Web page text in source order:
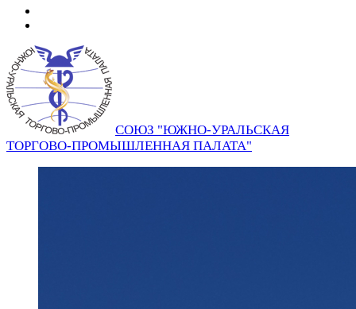
СОЮЗ "ЮЖНО-УРАЛЬСКАЯ
ТОРГОВО-ПРОМЫШЛЕННАЯ ПАЛАТА"